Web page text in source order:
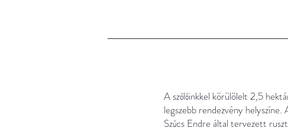
A szőlőinkkel körülölelt 2,5
legszebb rendezvény
Szűcs Endre által tervezett